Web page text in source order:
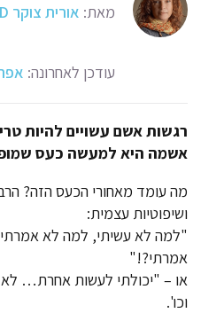
מאת: אורית צוקר Ph.D
עודכן לאחרונה: אפריל
רגשות אשם עשויים להיות
אשמה היא למעשה כעס
מה עומד מאחורי הכעס הזה?
ושיפוטיות עצמית:
"למה לא עשיתי, למה לא
אמרתי?!"
או – "יכולתי לעשות אחרת…
וכו'.